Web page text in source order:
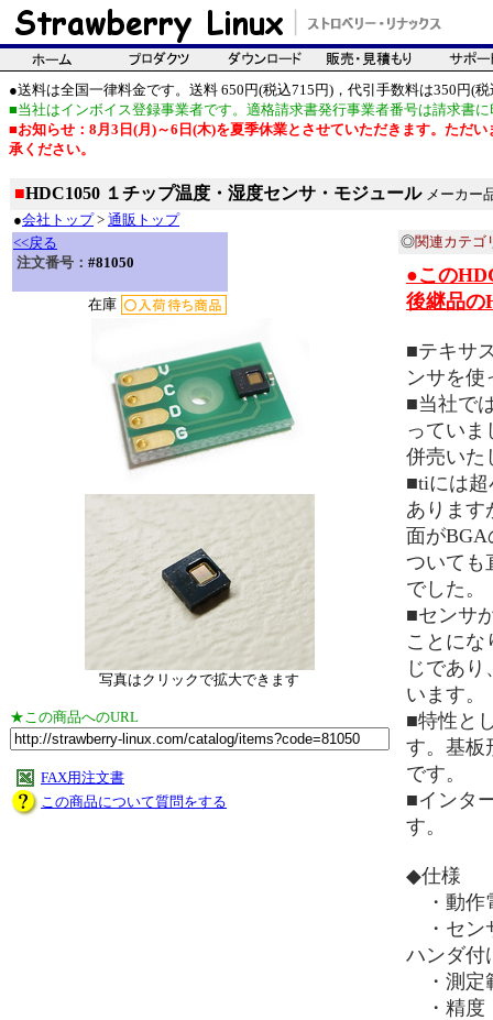
●送料は全国一律料金です。送料 650円(税込715円)，代引手数料は350円(税
■当社はインボイス登録事業者です。適格請求書発行事業者番号は請求書
■お知らせ：8月3日(月)～6日(木)を夏季休業とさせていただきます。ただ
承ください。
■HDC1050 １チップ温度・湿度センサ・モジュール メーカー
●会社トップ> 通販トップ
<<戻る
注文番号： #81050
在庫
写真はクリックで拡大できます
★この商品へのURL
FAX用注文書
この商品について質問をする
◎関連カテゴ
●この
後継品の
■テキサ
ンサを使
■当社で
っていま
併売いた
■tiには超
あります
面が
ついても
でした。
■センサ
ことにな
じであり
います。
■特性と
す。基板
です。
■インタ
す。
◆仕様
・動作
・セン
ハンダ付
・測定
・精度